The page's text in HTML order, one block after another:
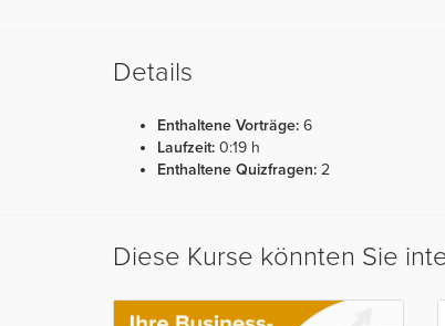
Details
Enthaltene Vorträge: 6
Laufzeit: 0:19 h
Enthaltene Quizfragen: 2
Diese Kurse könnten Sie